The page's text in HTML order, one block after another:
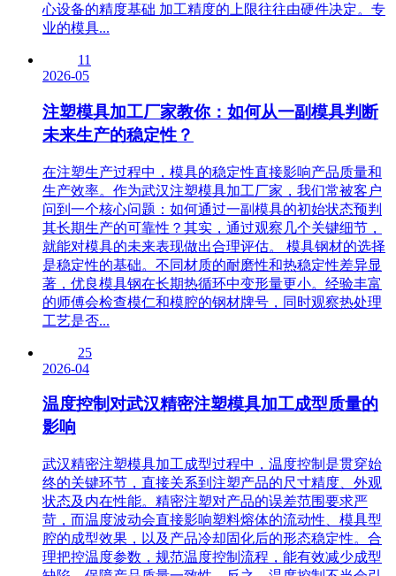
心设备的精度基础 加工精度的上限往往由硬件决定。专
业的模具...
11
2026-05
注塑模具加工厂家教你：如何从一副模具判断
未来生产的稳定性？
在注塑生产过程中，模具的稳定性直接影响产品质量和
生产效率。作为武汉注塑模具加工厂家，我们常被客户
问到一个核心问题：如何通过一副模具的初始状态预判
其长期生产的可靠性？其实，通过观察几个关键细节，
就能对模具的未来表现做出合理评估。 模具钢材的选择
是稳定性的基础。不同材质的耐磨性和热稳定性差异显
著，优良模具钢在长期热循环中变形量更小。经验丰富
的师傅会检查模仁和模腔的钢材牌号，同时观察热处理
工艺是否...
25
2026-04
温度控制对武汉精密注塑模具加工成型质量的
影响
武汉精密注塑模具加工成型过程中，温度控制是贯穿始
终的关键环节，直接关系到注塑产品的尺寸精度、外观
状态及内在性能。精密注塑对产品的误差范围要求严
苛，而温度波动会直接影响塑料熔体的流动性、模具型
腔的成型效果，以及产品冷却固化后的形态稳定性。合
理把控温度参数，规范温度控制流程，能有效减少成型